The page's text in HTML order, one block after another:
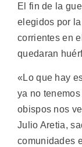
El fin de la
elegidos por
corrientes en
quedaran
«Lo que hay
ya no
obispos nos
Julio Aretia,
comunidades